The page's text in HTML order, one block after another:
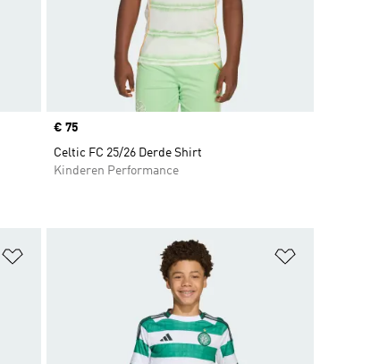
Price
€ 75
Celtic FC 25/26 Derde Shirt
Kinderen Performance